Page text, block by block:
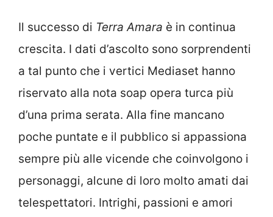
Il successo di Terra Amara è in continua
crescita. I dati d’ascolto sono sorprendenti
a tal punto che i vertici Mediaset hanno
riservato alla nota soap opera turca più
d’una prima serata. Alla fine mancano
poche puntate e il pubblico si appassiona
sempre più alle vicende che coinvolgono i
personaggi, alcune di loro molto amati dai
telespettatori. Intrighi, passioni e amori